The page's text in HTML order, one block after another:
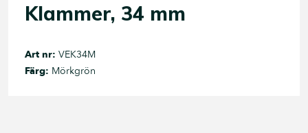
Klammer, 34 mm
Art nr: VEK34M
Färg: Mörkgrön